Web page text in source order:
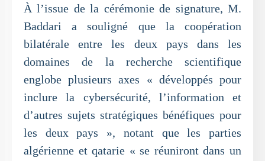
À l’issue de la cérémonie de signature, M.
Baddari a souligné que la coopération
bilatérale entre les deux pays dans les
domaines de la recherche scientifique
englobe plusieurs axes « développés pour
inclure la cybersécurité, l’information et
d’autres sujets stratégiques bénéfiques pour
les deux pays », notant que les parties
algérienne et qatarie « se réuniront dans un